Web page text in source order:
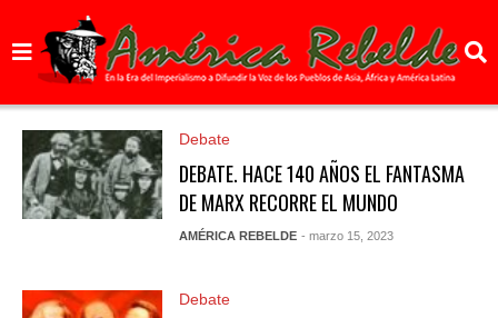
Debate
DEBATE. HACE 140 AÑOS EL FANTASMA
DE MARX RECORRE EL MUNDO
AMÉRICA REBELDE - marzo 15, 2023
Debate